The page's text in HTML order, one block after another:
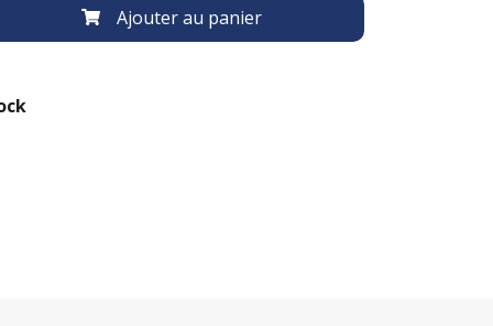
Ajouter au panier